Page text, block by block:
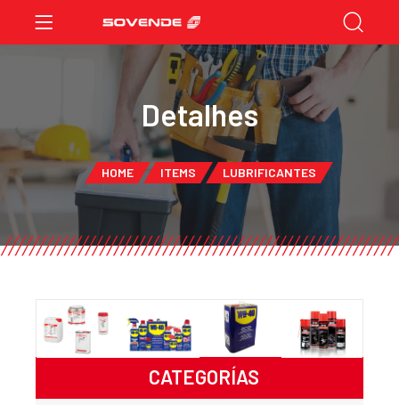
Detalhes
HOME ITEMS LUBRIFICANTES
CATEGORÍAS